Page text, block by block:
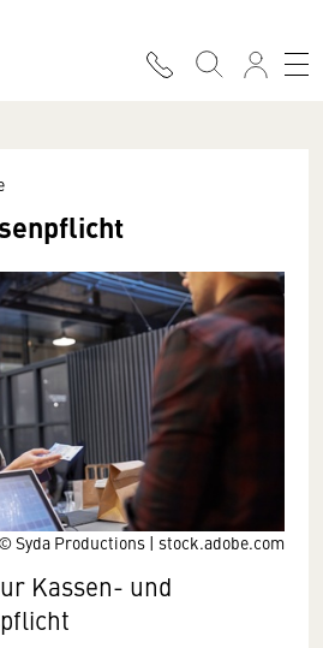
© Syda Productions | stock.adobe.com
Kassen- und